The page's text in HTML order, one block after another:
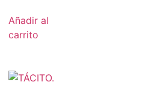
Añadir al
carrito